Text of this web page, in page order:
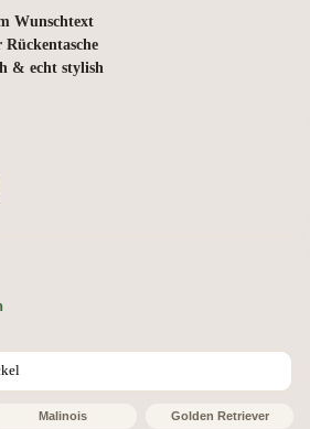
Wunschtext
& echt stylish
Malinois Golden Retriever